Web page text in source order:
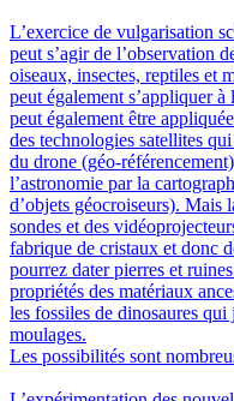
L’exercice de vulgarisation
peut s’agir de l’observation
oiseaux, insectes, reptiles et
peut également s’appliquer
peut également être
des technologies satellites
du drone (géo-
l’astronomie par la
d’objets géocroiseurs). Mais
sondes et des
fabrique de cristaux et donc
pourrez dater pierres et
propriétés des matériaux
les fossiles de dinosaures
moulages.
Les possibilités sont